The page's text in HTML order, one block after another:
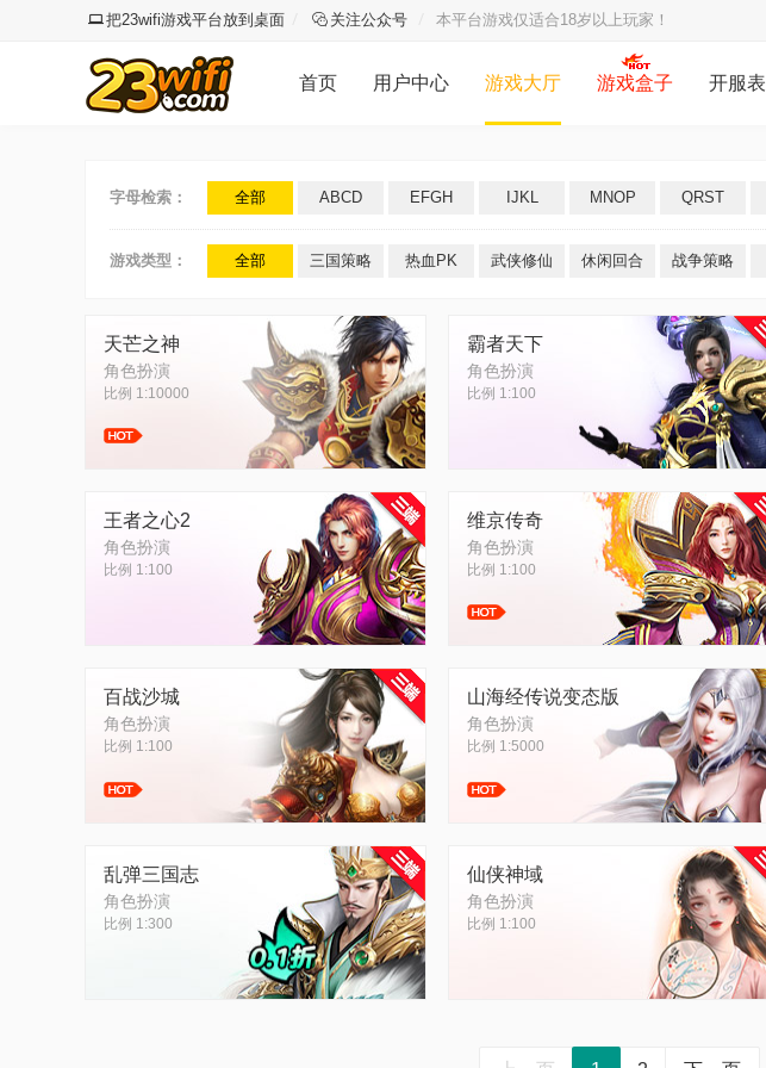
把23wifi游戏平台放到桌面 关注公众号 本平台游戏仅适合18岁以上玩家！
首页 用户中心 游戏大厅 游戏盒子 开服表
字母检索： 全部 ABCD EFGH IJKL MNOP QRST
游戏类型： 全部 三国策略 热血PK 武侠修仙 休闲回合 战争策略
天芒之神
角色扮演
比例 1:10000
霸者天下
角色扮演
比例 1:100
王者之心2
角色扮演
比例 1:100
维京传奇
角色扮演
比例 1:100
百战沙城
角色扮演
比例 1:100
山海经传说变态版
角色扮演
比例 1:5000
乱弹三国志
角色扮演
比例 1:300
仙侠神域
角色扮演
比例 1:100